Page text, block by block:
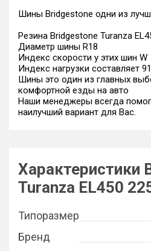
Шины Bridgestone одни из
Резина Bridgestone Turanza
Диаметр шины R18
Индекс скорости у этих шин W
Индекс нагрузки составляет 91
Шины это один из главных
комфортной езды на авто
Наши менеджеры всегда
наилучший вариант для Вас.
Характеристики
Turanza EL450
Типоразмер
Бренд